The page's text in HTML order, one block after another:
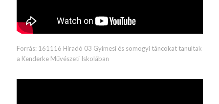
Forrás: 161116 Híradó 03 Gyimesi és somogyi táncokat tanultak
a Kenderke Művészeti Iskolában